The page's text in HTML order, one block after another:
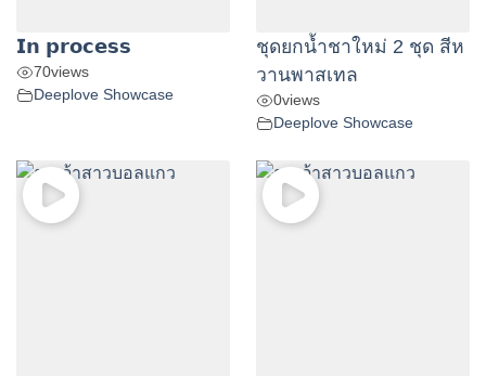
𝗜𝗻 𝗽𝗿𝗼𝗰𝗲𝘀𝘀
70views
Deeplove Showcase
ชุดยกน้ำชาใหม่ 2 ชุด สีห
วานพาสเทล
0views
Deeplove Showcase